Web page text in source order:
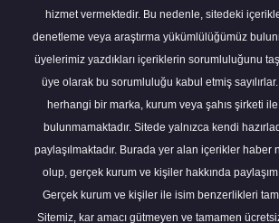
hizmet vermektedir. Bu nedenle, sitedeki
denetleme veya araştırma yükümlülüğümüz
üyelerimiz yazdıkları içeriklerin sorumluluğunu
üye olarak bu sorumluluğu kabul etmiş
herhangi bir marka, kurum veya şahıs şirketi ile
bulunmamaktadır. Sitede yalnızca kendi
paylaşılmaktadır. Burada yer alan içerikler haber
olup, gerçek kurum ve kişiler hakkında paylaşım
Gerçek kurum ve kişiler ile isim benzerlikleri
Sitemiz, kar amacı gütmeyen ve tamamen